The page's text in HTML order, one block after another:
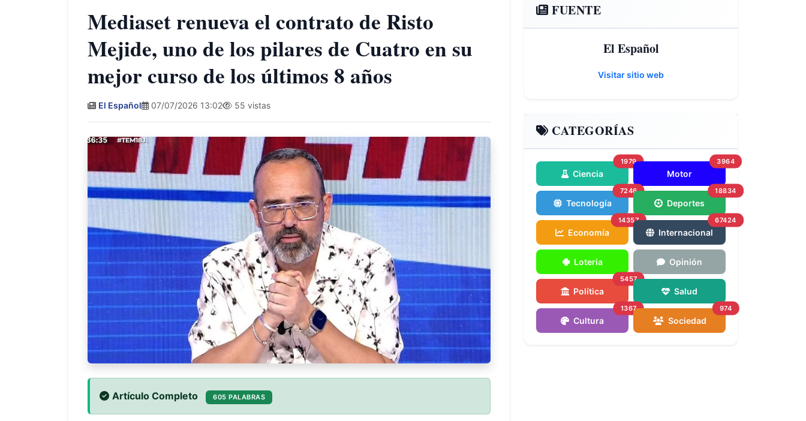
Mediaset renueva el contrato de Risto
Mejide, uno de los pilares de Cuatro en su
mejor curso de los últimos 8 años
El Español 07/07/2026 13:02 55 vistas
Artículo Completo 605 PALABRAS
FUENTE
El Español
Visitar sitio web
CATEGORÍAS
Ciencia
1979
Motor
3964
Tecnología
7246
Deportes
18834
Economía
14357
Internacional
67424
Loteria Opinión
Política
5457
Salud
Cultura
1367
Sociedad
974